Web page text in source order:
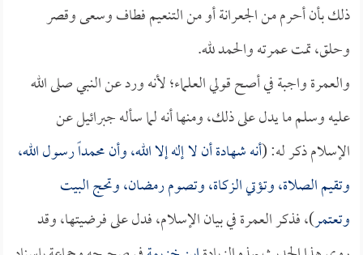
ذلك بأن أحرم من الجعرانة أو من التنعيم فطاف وسعى وقصر
وحلق، تمت عمرته والحمد لله.
والعمرة واجبة في أصح قولي العلماء؛ لأنه ورد عن النبي صلى الله
عليه وسلم ما يدل على ذلك، ومنها أنه لما سأله جبرائيل عن
الإسلام ذكر له: (أنه شهادة أن لا إله إلا الله، وأن محمداً رسول الله،
وتقيم الصلاة، وتؤتي الزكاة، وتصوم رمضان، وتحج البيت
وتعتمر)، فذكر العمرة في بيان الإسلام، فدل على فرضيتها، وقد